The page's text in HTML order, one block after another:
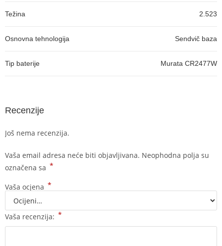
Težina 2.523
Osnovna tehnologija Sendvič baza
Tip baterije Murata CR2477W
Recenzije
Još nema recenzija.
Vaša email adresa neće biti objavljivana. Neophodna polja su
označena sa *
Vaša ocjena *
Vaša recenzija: *